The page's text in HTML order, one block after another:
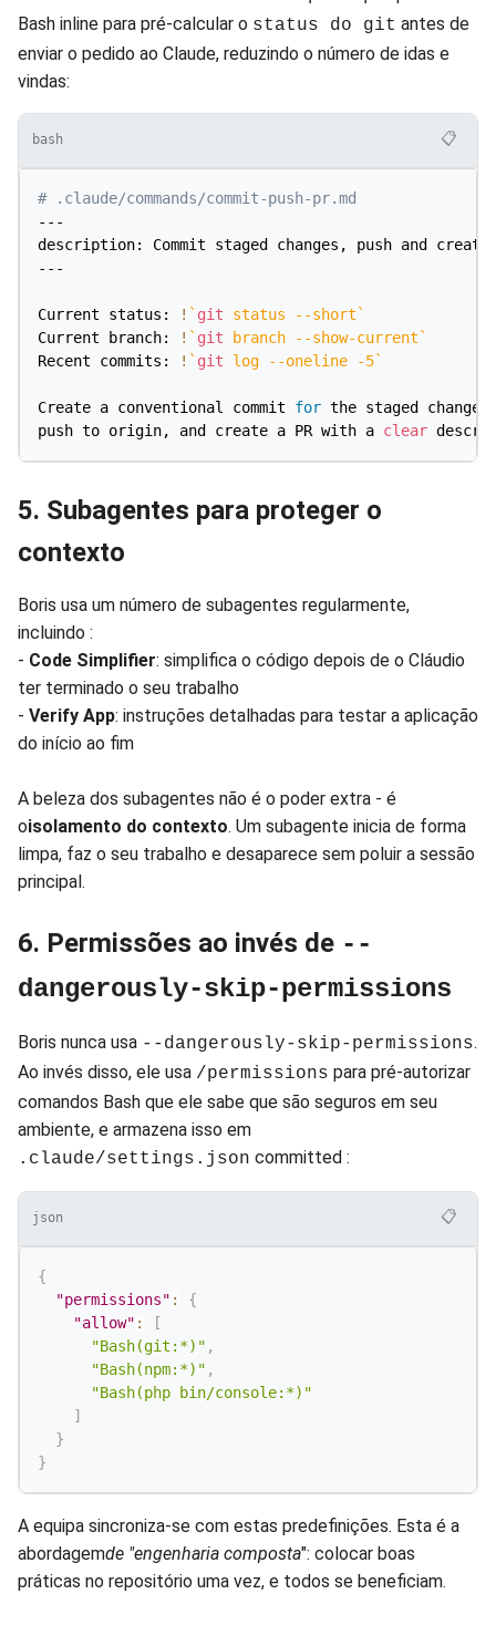
Bash inline para pré-calcular o status do git antes de
enviar o pedido ao Claude, reduzindo o número de idas e
vindas:
bash 📋
# .claude/commands/commit-push-pr.md
---
description: Commit staged changes, push and create
---
Current status: ! ` git status --short `
Current branch:
! ` git branch --show-current `
Recent commits:
! ` git log --oneline -5`
Create a conventional commit for the staged changes
push to origin, and create a PR with a clear
5. Subagentes para proteger o
contexto
Boris usa um número de subagentes regularmente,
incluindo :
- Code Simplifier: simplifica o código depois de o Cláudio
ter terminado o seu trabalho
- Verify App: instruções detalhadas para testar a aplicação
do início ao fim
A beleza dos subagentes não é o poder extra - é
oisolamento do contexto. Um subagente inicia de forma
limpa, faz o seu trabalho e desaparece sem poluir a sessão
principal.
6. Permissões ao invés de --
dangerously-skip-permissions
Boris nunca usa --dangerously-skip-permissions.
Ao invés disso, ele usa /permissions para pré-autorizar
comandos Bash que ele sabe que são seguros em seu
ambiente, e armazena isso em
.claude/settings.json committed :
json 📋
{
"permissions" :
{
"allow" :
[
"Bash(git:*)" ,
"Bash(npm:*)" ,
"Bash(php bin/console:*)"
]
}
}
A equipa sincroniza-se com estas predefinições. Esta é a
abordagemde "engenharia composta": colocar boas
práticas no repositório uma vez, e todos se beneficiam.